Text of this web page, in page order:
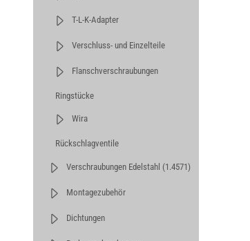
T-L-K-Adapter
Verschluss- und Einzelteile
Flanschverschraubungen
Ringstücke
Wira
Rückschlagventile
Verschraubungen Edelstahl (1.4571)
Montagezubehör
Dichtungen